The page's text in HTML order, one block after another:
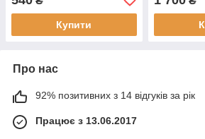
Купити
Про нас
92% позитивних з 14 відгуків за рік
Працює з 13.06.2017